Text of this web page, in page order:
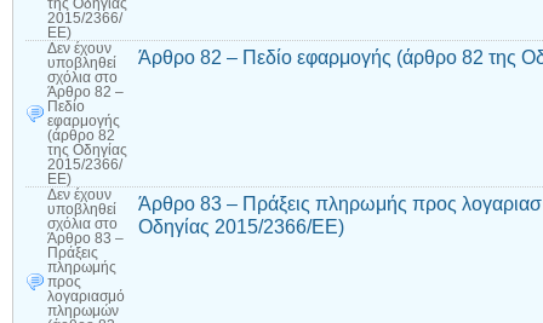
της Οδηγίας
2015/2366/
ΕΕ)
Δεν έχουν
υποβληθεί
σχόλια στο
Άρθρο 82 –
Πεδίο
εφαρμογής
(άρθρο 82
της Οδηγίας
2015/2366/
ΕΕ)
Άρθρο 82 – Πεδίο εφαρμογής (άρθρο 82 της
Δεν έχουν
υποβληθεί
σχόλια στο
Άρθρο 83 –
Πράξεις
πληρωμής
προς
λογαριασμό
πληρωμών
Άρθρο 83 – Πράξεις πληρωμής προς
Οδηγίας 2015/2366/ΕΕ)